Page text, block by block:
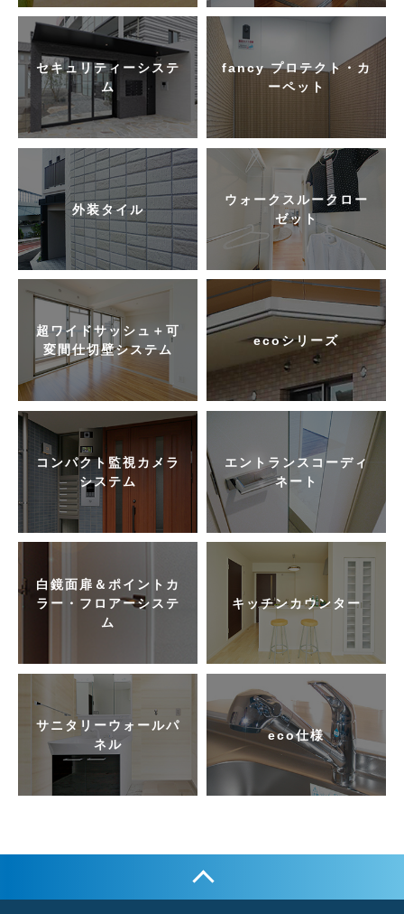
セキュリティーシステ
ム
fancy プロテクト・カ
ーペット
外装タイル
ウォークスルークロー
ゼット
超ワイドサッシュ＋可
変間仕切壁システム
ecoシリーズ
コンパクト監視カメラ
システム
エントランスコーディ
ネート
白鏡面扉＆ポイントカ
ラー・フロアーシステ
ム
キッチンカウンター
サニタリーウォールパ
ネル
eco仕様